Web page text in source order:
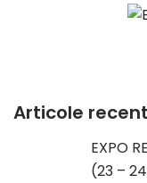
Articole
EXPO
(23 –